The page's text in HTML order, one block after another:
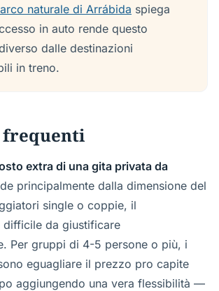
naturale di Arrábida spiega
in auto rende questo
dalle destinazioni
in treno.
frequenti
extra di una gita privata da
principalmente dalla dimensione del
single o coppie, il
difficile da giustificare
Per gruppi di 4-5 persone o più, i
eguagliare il prezzo pro capite
aggiungendo una vera flessibilità —